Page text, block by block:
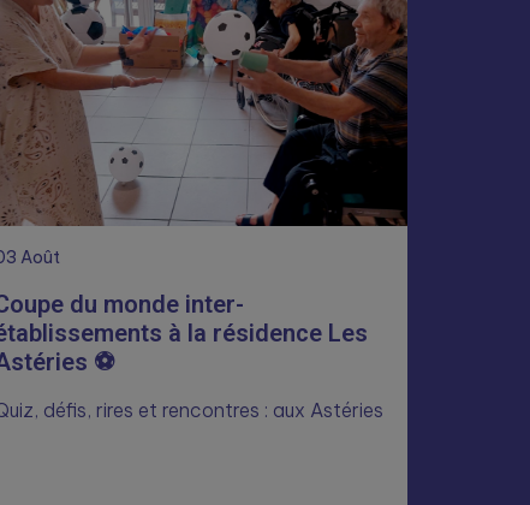
Août
du monde inter-
à la résidence Les
⚽
défis, rires et rencontres : aux Astéries